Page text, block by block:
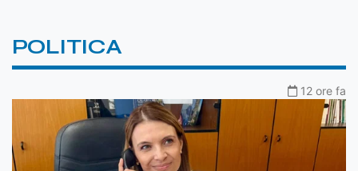
POLITICA
12 ore fa